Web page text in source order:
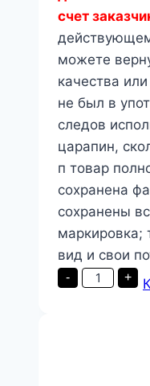
счет
можете
качества
не был в
следов
царапин,
п товар
сохранена
сохранены
маркировка;
вид и свои
-
вузол
+